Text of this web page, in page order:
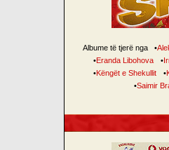
Albume të tjerë nga •
•Eranda Libohova •
•Këngët e Shekullit •
•Saimir